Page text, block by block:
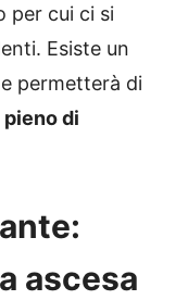
per cui ci si
Esiste un
permetterà di
pieno di
ascesa